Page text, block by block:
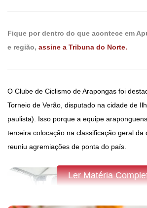
Fique por dentro do que acontece em
e região, assine a Tribuna do Norte.
O Clube de Ciclismo de Arapongas foi
Torneio de Verão, disputado na cidade de
paulista). Isso porque a equipe
terceira colocação na classificação geral da
reuniu agremiações de ponta do país.
Ler Matéria